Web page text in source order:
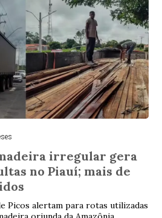
irregular gera
no Piauí; mais de
Picos alertam para rotas utilizadas